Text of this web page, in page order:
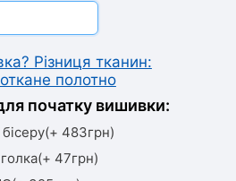
Різниця тканин:
полотно
початку вишивки:
483грн)
голка(+ 47грн)